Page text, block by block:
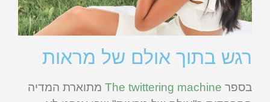
רגש בתוך אולם של מראות
בספר The twittering machine מתוארת המדיה